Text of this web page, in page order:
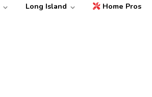
Long Island Home Pros